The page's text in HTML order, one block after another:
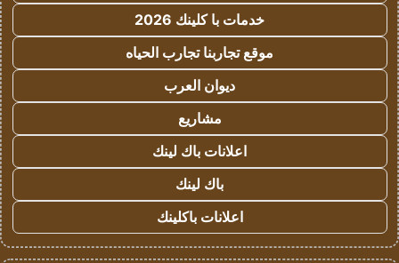
خدمات با كلينك 2026
موقع تجاربنا تجارب الحياه
ديوان العرب
مشاريع
اعلانات باك لينك
باك لينك
اعلانات باكلينك